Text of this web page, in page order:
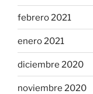
febrero 2021
enero 2021
diciembre 2020
noviembre 2020